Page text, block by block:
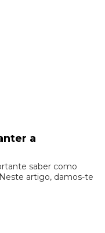
a
saber como
artigo, damos-te